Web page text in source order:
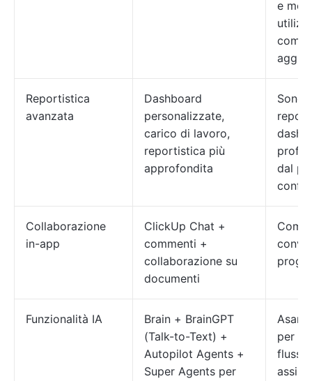
e
Reportistica
avanzata
Dashboard
personalizzate,
carico di lavoro,
reportistica più
approfondita
Sono
dal
Collaborazione
in-app
ClickUp Chat +
commenti +
collaborazione su
documenti
Funzionalità IA
Brain + BrainGPT
(Talk-to-Text) +
Autopilot Agents +
Super Agents per
per la
flussi